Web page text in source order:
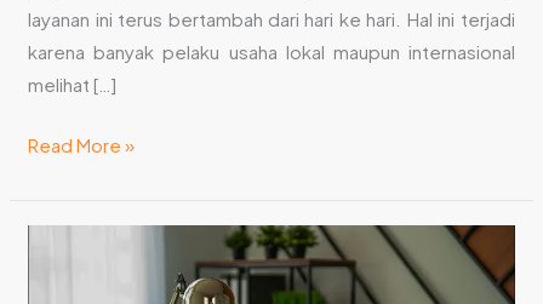
layanan ini terus bertambah dari hari ke hari. Hal ini terjadi
karena banyak pelaku usaha lokal maupun internasional
melihat […]
Berkembang
Read More »